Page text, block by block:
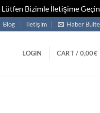
Lütfen Bizimle İletişime
Blog İletişim Haber
LOGIN CART / 0,00€